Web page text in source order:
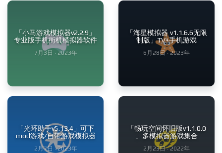
「小马游戏模拟器v2.2.9」
专业版手机街机模拟器软件
7月3日 · 2023年
「海星模拟器 v1.1.6.6无限
制版」TV+手机游戏
6月28日 · 2023年
「光环助手v5.13.4」可下
mod游戏/自带游戏模拟器
2月7日 · 2023年
「畅玩空间怀旧版v1.1.0.0
」多模拟器游戏集合
2月23日 · 2022年